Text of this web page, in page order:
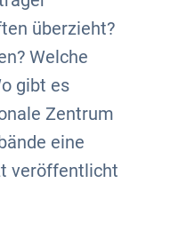
überzieht?
Welche
gibt es
Zentrum
eine
veröffentlicht